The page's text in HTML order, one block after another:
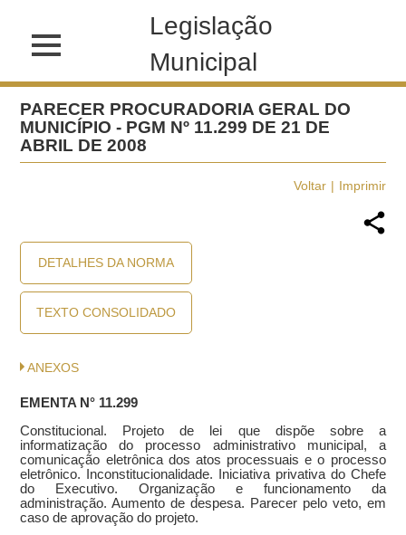
Legislação
Municipal
PARECER PROCURADORIA GERAL DO
MUNICÍPIO - PGM Nº 11.299 DE 21 DE
ABRIL DE 2008
Voltar Imprimir
DETALHES DA NORMA
TEXTO CONSOLIDADO
ANEXOS
EMENTA N° 11.299
Constitucional. Projeto de lei que dispõe sobre a
informatização do processo administrativo municipal, a
comunicação eletrônica dos atos processuais e o processo
eletrônico. Inconstitucionalidade. Iniciativa privativa do Chefe
do Executivo. Organização e funcionamento da
administração. Aumento de despesa. Parecer pelo veto, em
caso de aprovação do projeto.